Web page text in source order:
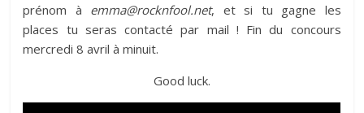
prénom à emma@rocknfool.net, et si tu gagne les
places tu seras contacté par mail ! Fin du concours
mercredi 8 avril à minuit.
Good luck.